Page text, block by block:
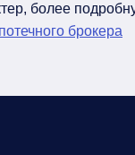
более
брокера